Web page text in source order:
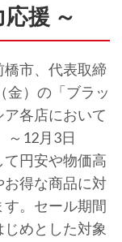
援 ～
市、代表取締
金）の「ブラッ
各店において
～12月3日
て円安や物価高
お得な商品に対
。セール期間
めとした対象